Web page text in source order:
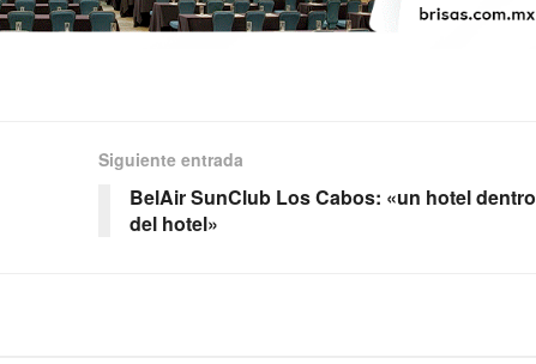
Siguiente entrada
BelAir SunClub Los Cabos: «un hotel dentro
del hotel»